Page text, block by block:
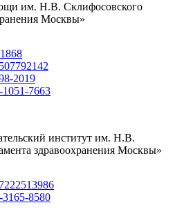
им. Н.В. Склифосовского
Москвы»
2019
7663
институт им. Н.В.
здравоохранения Москвы»
8580